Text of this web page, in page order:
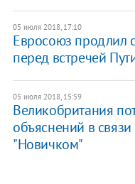
05 июля 2018, 17:10
Евросоюз продлил
перед встречей
05 июля 2018, 15:59
Великобритания
объяснений в
"Новичком"